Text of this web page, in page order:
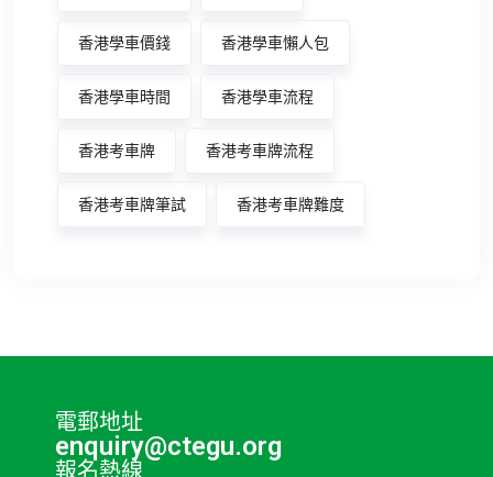
香港學車價錢 香港學車懶人包
香港學車時間 香港學車流程
香港考車牌 香港考車牌流程
香港考車牌筆試 香港考車牌難度
電郵地址
enquiry@ctegu.org
報名熱線